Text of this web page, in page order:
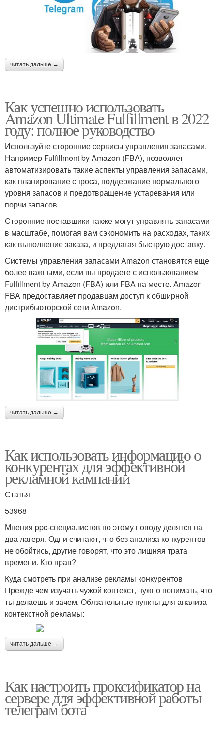
читать дальше →
Как успешно использовать
Amazon Ultimate Fulfillment в 2022
году: полное руководство
Используйте сторонние сервисы управления запасами.
Например Fulfillment by Amazon (FBA), позволяет
автоматизировать такие аспекты управления запасами,
как планирование спроса, поддержание нормального
уровня запасов и предотвращение устаревания или
порчи запасов.
Сторонние поставщики также могут управлять запасами
в масштабе, помогая вам сэкономить на расходах, таких
как выполнение заказа, и предлагая быструю доставку.
Системы управления запасами Amazon становятся еще
более важными, если вы продаете с использованием
Fulfillment by Amazon (FBA) или FBA на месте. Amazon
FBA предоставляет продавцам доступ к обширной
дистрибьюторской сети Amazon.
читать дальше →
Как использовать информацию о
конкурентах для эффективной
рекламной кампании
Статья
53968
Мнения ppc-специалистов по этому поводу делятся на
два лагеря. Одни считают, что без анализа конкурентов
не обойтись, другие говорят, что это лишняя трата
времени. Кто прав?
Куда смотреть при анализе рекламы конкурентов
Прежде чем изучать чужой контекст, нужно понимать, что
ты делаешь и зачем. Обязательные пункты для анализа
контекстной рекламы:
читать дальше →
Как настроить проксификатор на
сервере для эффективной работы
телеграм бота